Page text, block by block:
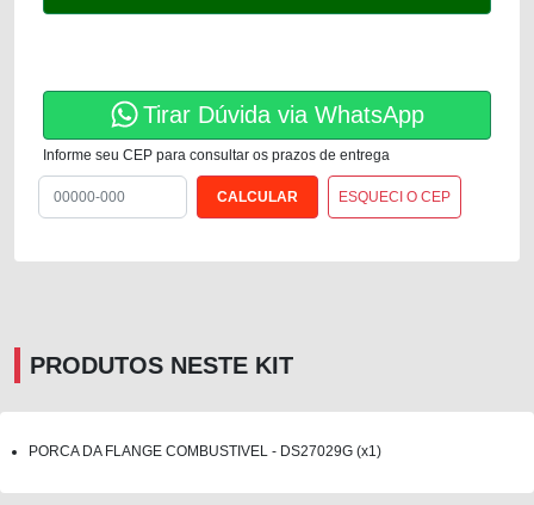
Tirar Dúvida via WhatsApp
Informe seu CEP para consultar os prazos de entrega
ESQUECI O CEP
PRODUTOS NESTE KIT
PORCA DA FLANGE COMBUSTIVEL - DS27029G (x1)